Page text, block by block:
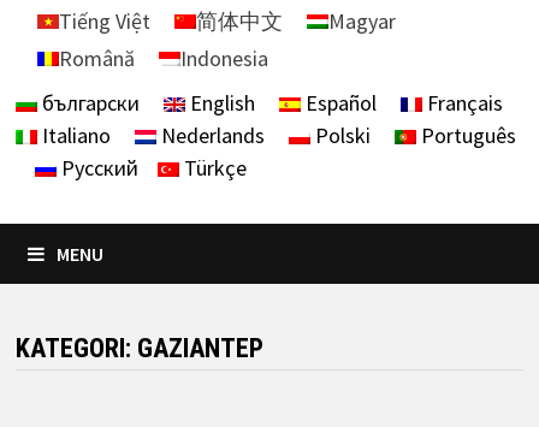
Tiếng Việt
简体中文
Magyar
Română
Indonesia
български
English Español
Français
Italiano
Nederlands Polski
Português
Русский
Türkçe
MENU
KATEGORI: GAZIANTEP